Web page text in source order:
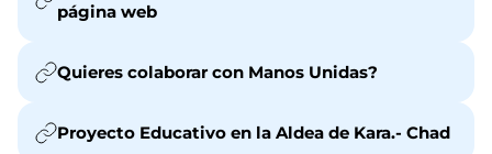
página web
Quieres colaborar con Manos Unidas?
Proyecto Educativo en la Aldea de Kara.- Chad